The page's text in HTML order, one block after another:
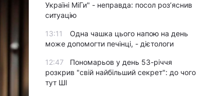
Україні МіГи" - неправда: посол роз’яснив
ситуацію
13:11
Одна чашка цього напою на день
може допомогти печінці, - дієтологи
12:47
Пономарьов у день 53-річчя
розкрив "свій найбільший секрет": до чого
тут ШІ